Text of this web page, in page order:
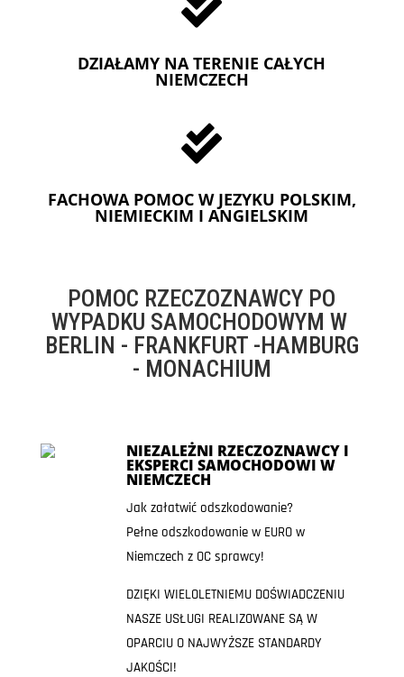
DZIAŁAMY NA TERENIE CAŁYCH
NIEMCZECH

FACHOWA POMOC W JEZYKU POLSKIM,
NIEMIECKIM I ANGIELSKIM
POMOC RZECZOZNAWCY PO
WYPADKU SAMOCHODOWYM W
BERLIN - FRANKFURT -HAMBURG
- MONACHIUM
NIEZALEŻNI RZECZOZNAWCY I
EKSPERCI SAMOCHODOWI W
NIEMCZECH
Jak załatwić odszkodowanie?
Pełne odszkodowanie w EURO w
Niemczech z OC sprawcy!
DZIĘKI WIELOLETNIEMU DOŚWIADCZENIU
NASZE USŁUGI REALIZOWANE SĄ W
OPARCIU O NAJWYŻSZE STANDARDY
JAKOŚCI!